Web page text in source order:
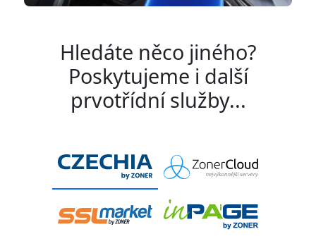
Hledáte něco jiného?
Poskytujeme i další
prvotřídní služby...